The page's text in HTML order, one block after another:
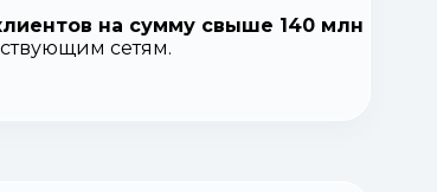
на сумму свыше 140 млн
сетям.